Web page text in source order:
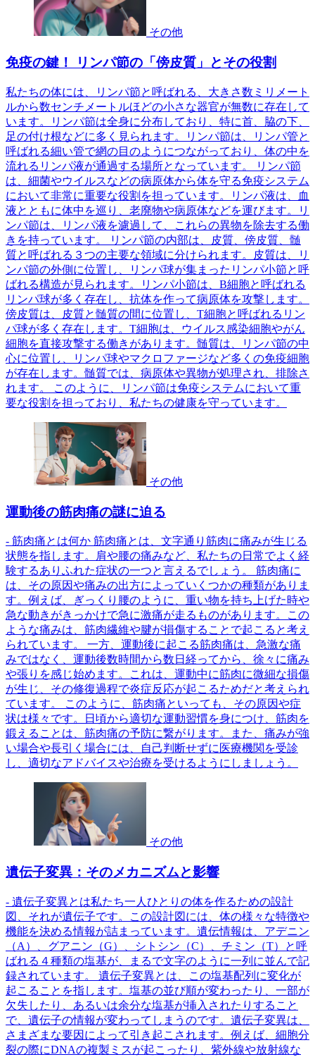
その他
免疫の鍵！ リンパ節の「傍皮質」とその役割
私たちの体には、リンパ節と呼ばれる、大きさ数ミリメート
ルから数センチメートルほどの小さな器官が無数に存在して
います。リンパ節は全身に分布しており、特に首、脇の下、
足の付け根などに多く見られます。リンパ節は、リンパ管と
呼ばれる細い管で網の目のようにつながっており、体の中を
流れるリンパ液が通過する場所となっています。 リンパ節
は、細菌やウイルスなどの病原体から体を守る免疫システム
において非常に重要な役割を担っています。リンパ液は、血
液とともに体中を巡り、老廃物や病原体などを運びます。リ
ンパ節は、リンパ液を濾過して、これらの異物を除去する働
きを持っています。 リンパ節の内部は、皮質、傍皮質、髄
質と呼ばれる３つの主要な領域に分けられます。皮質は、リ
ンパ節の外側に位置し、リンパ球が集まったリンパ小節と呼
ばれる構造が見られます。リンパ小節は、B細胞と呼ばれる
リンパ球が多く存在し、抗体を作って病原体を攻撃します。
傍皮質は、皮質と髄質の間に位置し、T細胞と呼ばれるリン
パ球が多く存在します。T細胞は、ウイルス感染細胞やがん
細胞を直接攻撃する働きがあります。髄質は、リンパ節の中
心に位置し、リンパ球やマクロファージなど多くの免疫細胞
が存在します。髄質では、病原体や異物が処理され、排除さ
れます。 このように、リンパ節は免疫システムにおいて重
要な役割を担っており、私たちの健康を守っています。
その他
運動後の筋肉痛の謎に迫る
- 筋肉痛とは何か 筋肉痛とは、文字通り筋肉に痛みが生じる
状態を指します。肩や腰の痛みなど、私たちの日常でよく経
験するありふれた症状の一つと言えるでしょう。 筋肉痛に
は、その原因や痛みの出方によっていくつかの種類がありま
す。例えば、ぎっくり腰のように、重い物を持ち上げた時や
急な動きがきっかけで急に激痛が走るものがあります。この
ような痛みは、筋肉繊維や腱が損傷することで起こると考え
られています。 一方、運動後に起こる筋肉痛は、急激な痛
みではなく、運動後数時間から数日経ってから、徐々に痛み
や張りを感じ始めます。これは、運動中に筋肉に微細な損傷
が生じ、その修復過程で炎症反応が起こるためだと考えられ
ています。 このように、筋肉痛といっても、その原因や症
状は様々です。日頃から適切な運動習慣を身につけ、筋肉を
鍛えることは、筋肉痛の予防に繋がります。また、痛みが強
い場合や長引く場合には、自己判断せずに医療機関を受診
し、適切なアドバイスや治療を受けるようにしましょう。
その他
遺伝子変異：そのメカニズムと影響
- 遺伝子変異とは私たち一人ひとりの体を作るための設計
図、それが遺伝子です。この設計図には、体の様々な特徴や
機能を決める情報が詰まっています。遺伝情報は、アデニン
（A）、グアニン（G）、シトシン（C）、チミン（T）と呼
ばれる４種類の塩基が、まるで文字のように一列に並んで記
録されています。 遺伝子変異とは、この塩基配列に変化が
起こることを指します。塩基の並び順が変わったり、一部が
欠失したり、あるいは余分な塩基が挿入されたりすること
で、遺伝子の情報が変わってしまうのです。遺伝子変異は、
さまざまな要因によって引き起こされます。例えば、細胞分
裂の際にDNAの複製ミスが起こったり、紫外線や放射線な